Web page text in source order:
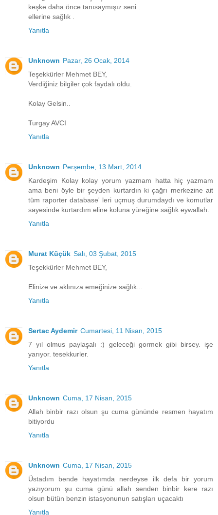
keşke daha önce tanısaymışız seni .
ellerine sağlık .
Yanıtla
Unknown Pazar, 26 Ocak, 2014
Teşekkürler Mehmet BEY,
Verdiğiniz bilgiler çok faydalı oldu.
Kolay Gelsin..
Turgay AVCI
Yanıtla
Unknown Perşembe, 13 Mart, 2014
Kardeşim Kolay kolay yorum yazmam hatta hiç yazmam
ama beni öyle bir şeyden kurtardın ki çağrı merkezine ait
tüm raporter database' leri uçmuş durumdaydı ve komutlar
sayesinde kurtardım eline koluna yüreğine sağlık eywallah.
Yanıtla
Murat Küçük Salı, 03 Şubat, 2015
Teşekkürler Mehmet BEY,
Elinize ve aklınıza emeğinize sağlık...
Yanıtla
Sertac Aydemir Cumartesi, 11 Nisan, 2015
7 yıl olmus paylaşalı :) geleceği gormek gibi birsey. işe
yarıyor. tesekkurler.
Yanıtla
Unknown Cuma, 17 Nisan, 2015
Allah binbir razı olsun şu cuma gününde resmen hayatım
bitiyordu
Yanıtla
Unknown Cuma, 17 Nisan, 2015
Üstadım bende hayatımda nerdeyse ilk defa bir yorum
yazıyorum şu cuma günü allah senden binbir kere razı
olsun bütün benzin istasyonunun satışları uçacaktı
Yanıtla